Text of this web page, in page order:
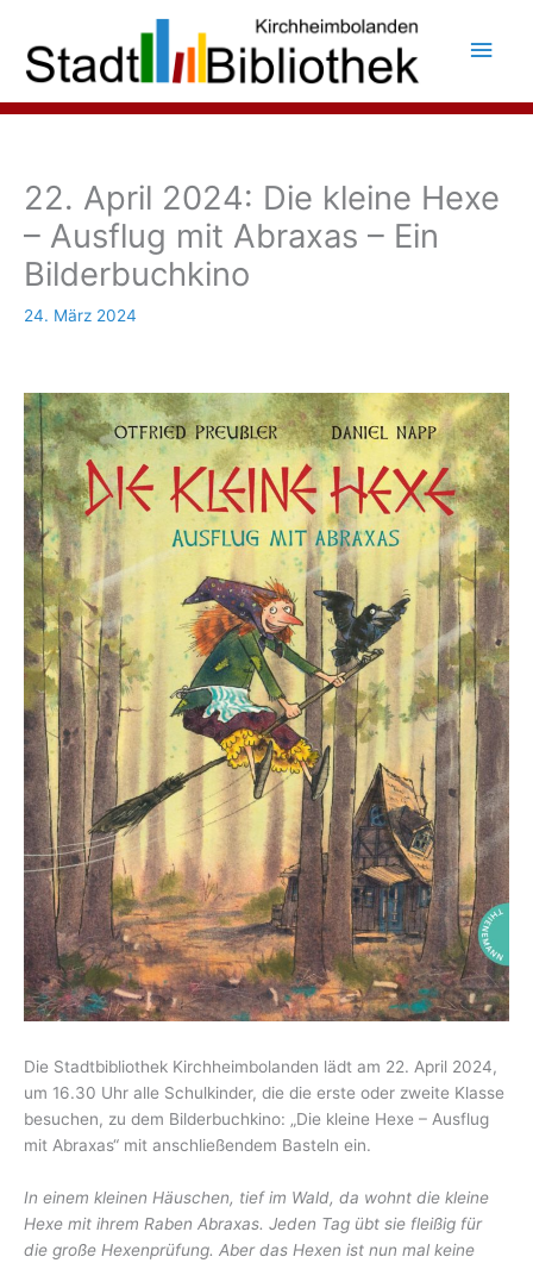
springen
22. April 2024: Die kleine Hexe
– Ausflug mit Abraxas – Ein
Bilderbuchkino
24. März 2024
Die Stadtbibliothek Kirchheimbolanden lädt am 22. April 2024,
um 16.30 Uhr alle Schulkinder, die die erste oder zweite Klasse
besuchen, zu dem Bilderbuchkino: „Die kleine Hexe – Ausflug
mit Abraxas“ mit anschließendem Basteln ein.
In einem kleinen Häuschen, tief im Wald, da wohnt die kleine
Hexe mit ihrem Raben Abraxas. Jeden Tag übt sie fleißig für
die große Hexenprüfung. Aber das Hexen ist nun mal keine